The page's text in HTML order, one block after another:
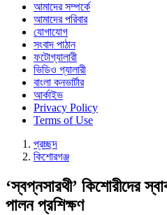
আমাদের সম্পর্কে
আমাদের পরিবার
যোগাযোগ
সংবাদ পাঠান
ফটোগ্যালারী
ভিডিও গ্যালারী
বাংলা কনভার্টার
আর্কাইভ
Privacy Policy
Terms of Use
প্রচ্ছদ
কিশোরগঞ্জ
‘স্বপ্নসারথী’ কিশোরীদের
পালন প্রশিক্ষণ